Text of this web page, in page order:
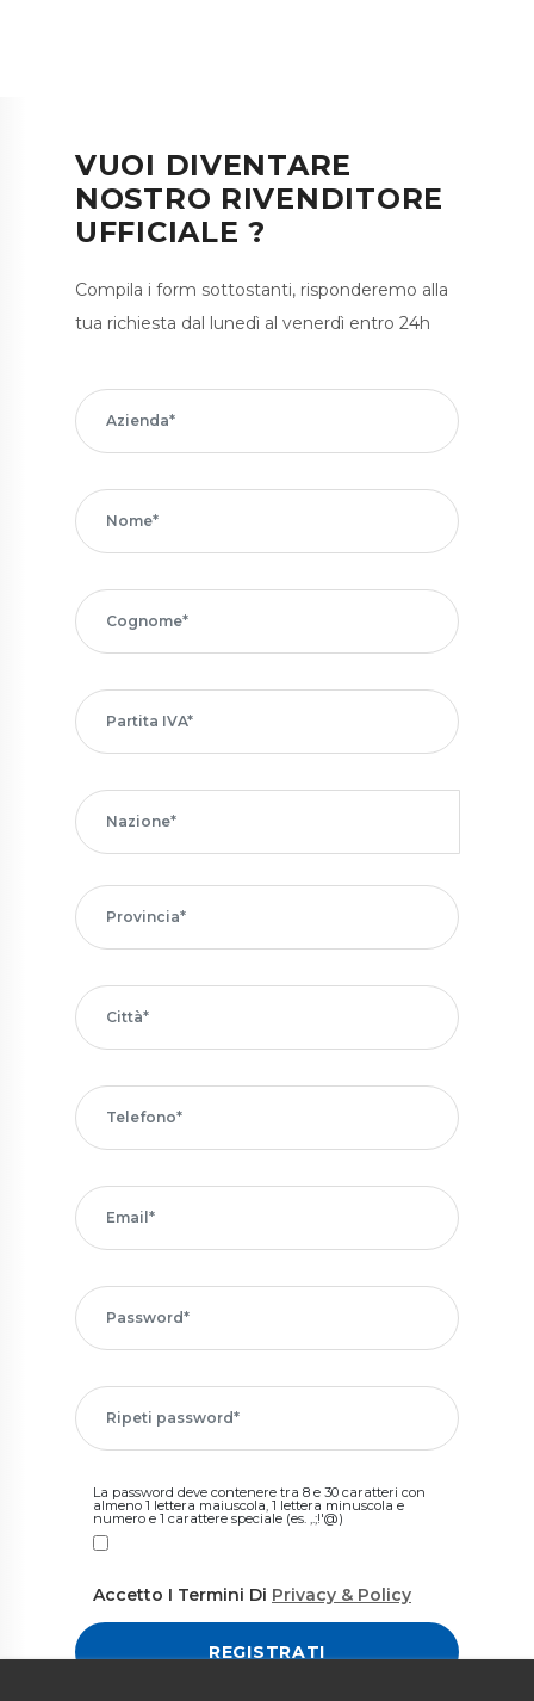
VUOI DIVENTARE
NOSTRO RIVENDITORE
UFFICIALE ?
Compila i form sottostanti, risponderemo alla
tua richiesta dal lunedì al venerdì entro 24h
La password deve contenere tra 8 e 30 caratteri con
almeno 1 lettera maiuscola, 1 lettera minuscola e
numero e 1 carattere speciale (es. ,.;!'@)
Accetto I Termini Di Privacy & Policy
REGISTRATI